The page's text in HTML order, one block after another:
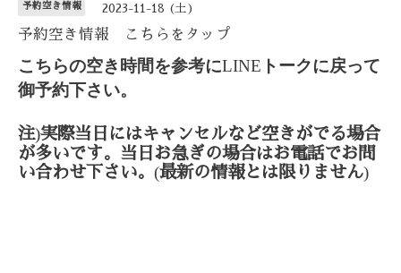
予約空き情報 2023-11-18 (土)
予約空き情報 こちらをタップ
こちらの空き時間を参考にLINE トークに戻って
御予約下さい。
注)実際当日にはキャンセルなど空きがでる場合
が多いです。当日お急ぎの場合はお電話でお問
い合わせ下さい。 (最新の情報とは限りません)